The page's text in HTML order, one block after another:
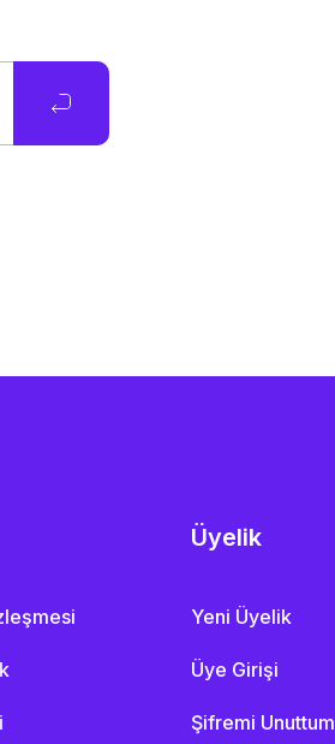
Üyelik
Yeni Üyelik
Üye Girişi
Şifremi Unuttum